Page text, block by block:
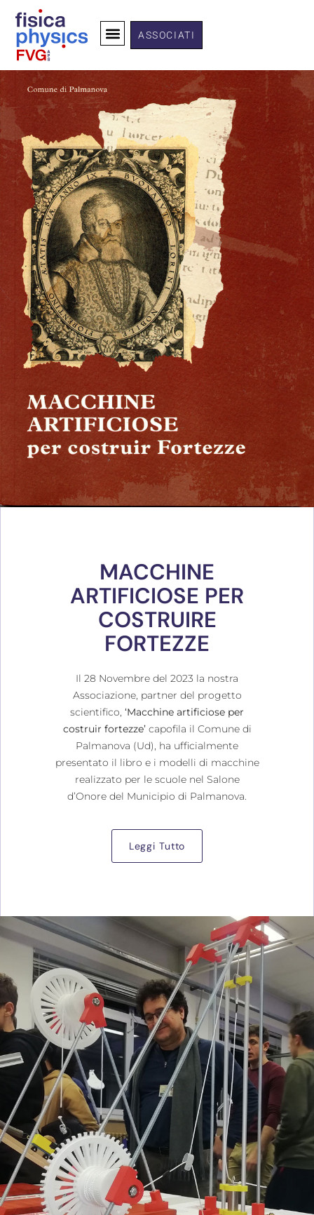
ASSOCIATI
MACCHINE
ARTIFICIOSE PER
COSTRUIRE
FORTEZZE
Il 28 Novembre del 2023 la nostra
Associazione, partner del progetto
scientifico, ‘Macchine artificiose per
costruir fortezze’capofila il Comune di
Palmanova (Ud), ha ufficialmente
presentato il libro e i modelli di macchine
realizzato per le scuole nel Salone
d’Onore del Municipio di Palmanova.
Leggi Tutto